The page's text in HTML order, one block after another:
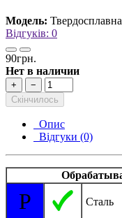
Модель:
Відгуків: 0
90грн.
Нет в наличии
+
−
Скінчилось
Опис
Відгуки (0)
P Сталь